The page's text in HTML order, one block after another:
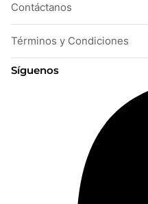
Contáctanos
Términos y Condiciones
Síguenos